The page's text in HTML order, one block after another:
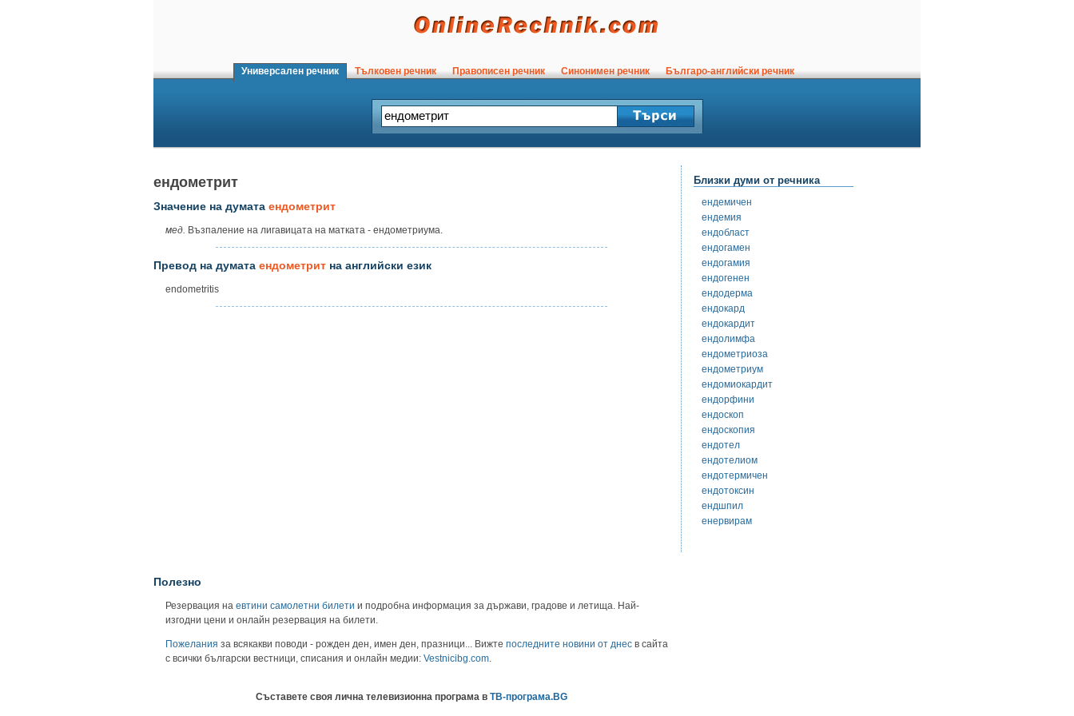
Универсален речник Тълковен речник Правописен речник Синонимен речник Българо-английски речник
ендометрит
Значение на думата ендометрит
мед. Възпаление на лигавицата на матката - ендометриума.
Превод на думата ендометрит на английски език
endometritis
Полезно
Резервация на евтини самолетни билети и подробна информация за държави, градове и летища. Най-
изгодни цени и онлайн резервация на билети.
Пожелания за всякакви поводи - рожден ден, имен ден, празници... Вижте последните новини от днес в сайта
с всички български вестници, списания и онлайн медии: Vestnicibg.com.
Съставете своя лична телевизионна програма в ТВ-програма.BG
Близки думи от речника
ендемичен
ендемия
ендобласт
ендогамен
ендогамия
ендогенен
ендодерма
ендокард
ендокардит
ендолимфа
ендометриоза
ендометриум
ендомиокардит
ендорфини
ендоскоп
ендоскопия
ендотел
ендотелиом
ендотермичен
ендотоксин
ендшпил
енервирам